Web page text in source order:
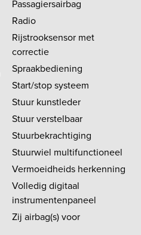
Passagiersairbag
Radio
Rijstrooksensor met
correctie
Spraakbediening
Start/stop systeem
Stuur kunstleder
Stuur verstelbaar
Stuurbekrachtiging
Stuurwiel multifunctioneel
Vermoeidheids herkenning
Volledig digitaal
instrumentenpaneel
Zij airbag(s) voor